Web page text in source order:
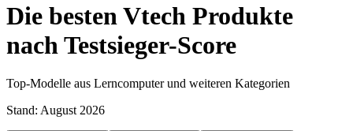
Die besten Vtech Produkte
nach Testsieger-Score
Top-Modelle aus Lerncomputer und weiteren Kategorien
Stand: August 2026